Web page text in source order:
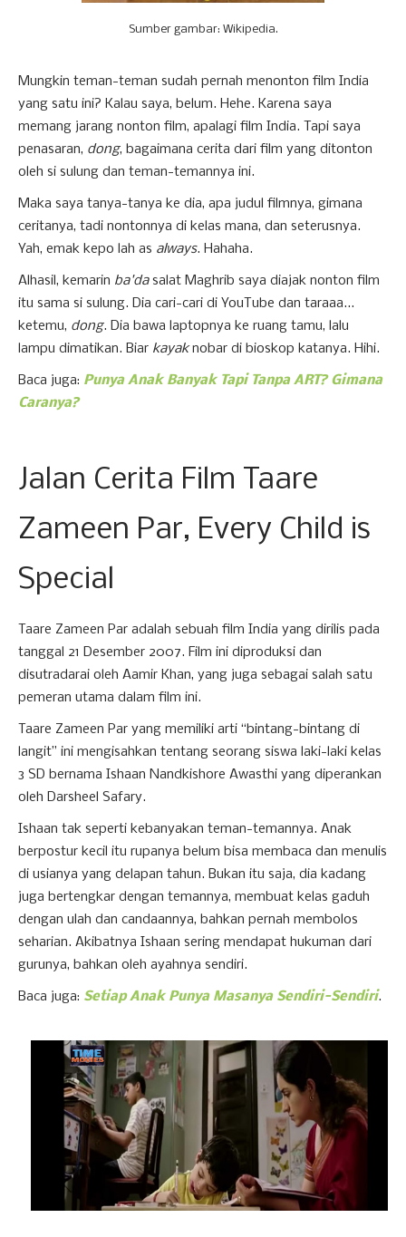
Sumber gambar: Wikipedia.
Mungkin teman-teman sudah pernah menonton film India
yang satu ini? Kalau saya, belum. Hehe. Karena saya
memang jarang nonton film, apalagi film India. Tapi saya
penasaran, dong, bagaimana cerita dari film yang ditonton
oleh si sulung dan teman-temannya ini.
Maka saya tanya-tanya ke dia, apa judul filmnya, gimana
ceritanya, tadi nontonnya di kelas mana, dan seterusnya.
Yah, emak kepo lah as always. Hahaha.
Alhasil, kemarin ba'dasalat Maghrib saya diajak nonton film
itu sama si sulung. Dia cari-cari di YouTube dan taraaa...
ketemu, dong. Dia bawa laptopnya ke ruang tamu, lalu
lampu dimatikan. Biar kayaknobar di bioskop katanya. Hihi.
Baca juga: Punya Anak Banyak Tapi Tanpa ART? Gimana
Caranya?
Jalan Cerita Film Taare
Zameen Par, Every Child is
Special
Taare Zameen Par adalah sebuah film India yang dirilis pada
tanggal 21 Desember 2007. Film ini diproduksi dan
disutradarai oleh Aamir Khan, yang juga sebagai salah satu
pemeran utama dalam film ini.
Taare Zameen Par yang memiliki arti “bintang-bintang di
langit” ini mengisahkan tentang seorang siswa laki-laki kelas
3 SD bernama Ishaan Nandkishore Awasthi yang diperankan
oleh Darsheel Safary.
Ishaan tak seperti kebanyakan teman-temannya. Anak
berpostur kecil itu rupanya belum bisa membaca dan menulis
di usianya yang delapan tahun. Bukan itu saja, dia kadang
juga bertengkar dengan temannya, membuat kelas gaduh
dengan ulah dan candaannya, bahkan pernah membolos
seharian. Akibatnya Ishaan sering mendapat hukuman dari
gurunya, bahkan oleh ayahnya sendiri.
Baca juga: Setiap Anak Punya Masanya Sendiri-Sendiri.